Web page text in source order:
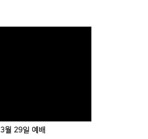
3월 29일 예배